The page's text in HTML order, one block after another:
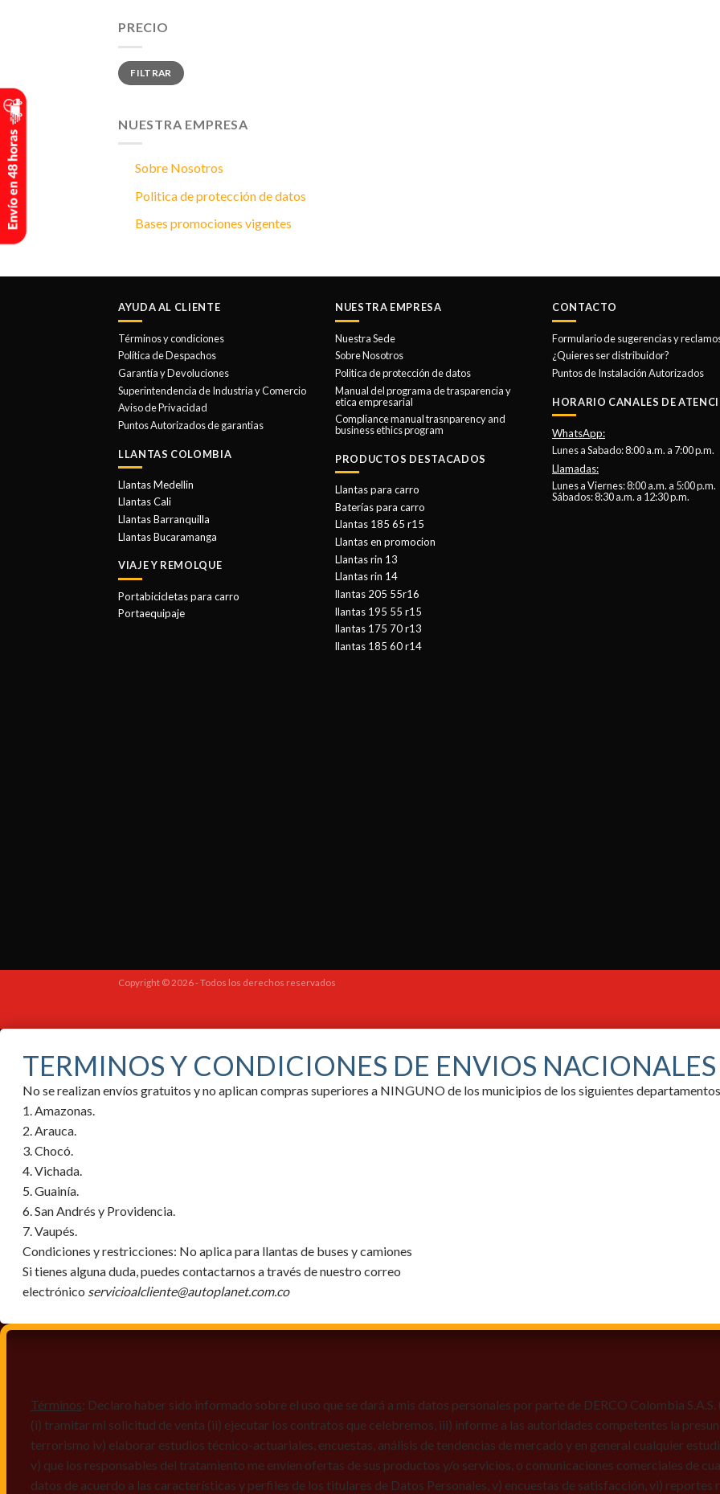
PRECIO
Precio
mínimo
Precio
máximo
FILTRAR
NUESTRA EMPRESA
Sobre Nosotros
Politica de protección de datos
Bases promociones vigentes
AYUDA AL CLIENTE
Términos y condiciones
Política de Despachos
Garantía y Devoluciones
Superintendencia de Industria y Comercio
Aviso de Privacidad
Puntos Autorizados de garantias
LLANTAS COLOMBIA
Llantas Medellin
Llantas Cali
Llantas Barranquilla
Llantas Bucaramanga
VIAJE Y REMOLQUE
Portabicicletas para carro
Portaequipaje
NUESTRA EMPRESA
Nuestra Sede
Sobre Nosotros
Politica de protección de datos
Manual del programa de trasparencia y
etica empresarial
Compliance manual trasnparency and
business ethics program
PRODUCTOS DESTACADOS
Llantas para carro
Baterías para carro
Llantas 185 65 r15
Llantas en promocion
Llantas rin 13
Llantas rin 14
llantas 205 55r16
llantas 195 55 r15
llantas 175 70 r13
llantas 185 60 r14
CONTACTO
Formulario de sugerencias y
¿Quieres ser distribuidor?
Puntos de Instalación Autorizados
HORARIO CANALES DE
WhatsApp:
Lunes a Sabado: 8:00 a.m. a 7:00 p.m.
Llamadas:
Lunes a Viernes: 8:00 a.m. a 5:00 p.m.
Sábados: 8:30 a.m. a 12:30 p.m.
Copyright © 2026 - Todos los derechos reservados
TERMINOS Y CONDICIONES DE ENVIOS
No se realizan envíos gratuitos y no aplican compras superiores a NINGUNO de los municipios de los siguientes
1. Amazonas.
2. Arauca.
3. Chocó.
4. Vichada.
5. Guainía.
6. San Andrés y Providencia.
7. Vaupés.
Condiciones y restricciones: No aplica para llantas de buses y camiones
Si tienes alguna duda, puedes contactarnos a través de nuestro correo
electrónico servicioalcliente@autoplanet.com.co
Términos: Declaro haber sido informado sobre el uso que se dará a mis datos personales por parte de DERCO Colombia
(i) tramitar mi solicitud de venta (ii) ejecutar los contratos que celebremos, iii) informe a las autoridades competentes la
terrorismo iv) elaborar estudios técnico-actuariales, encuestas, análisis de tendencias de mercado y en general cualquier
v) que los responsables del tratamiento me envíen ofertas de sus productos y/o servicios, o comunicaciones comerciales de
datos de acuerdo a las características y perfiles de los titulares de Datos Personales, v) encuestas de satisfacción, vi) reportes